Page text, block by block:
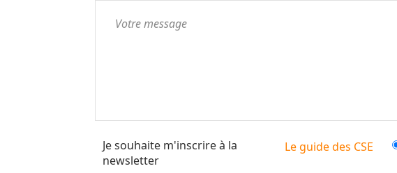
Le guide des CSE
Je souhaite m'inscrire à la
newsletter